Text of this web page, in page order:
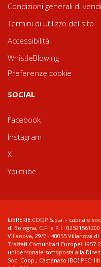
Condizioni generali di
Termini di utilizzo del sito
Accessibilità
WhistleBlowing
Preferenze cookie
SOCIAL
Facebook
Instagram
X
Youtube
LIBRERIE.COOP S.p.a. - capitale
di Bologna, C.F. e P.I.:
Villanova, 29/7 - 40055 Villanova di
Trattati Comunitari Europei 1957-
unipersonale sottoposta alla
Soc. Coop., Castenaso (BO)